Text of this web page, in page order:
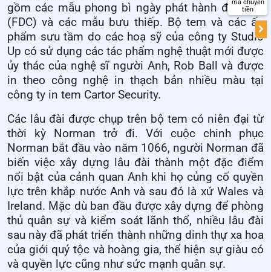
gồm các mẫu phong bì ngày phát hành đầu tiên
(FDC) và các mẫu bưu thiếp. Bộ tem và các ấn
phẩm sưu tầm do các hoạ sỹ của công ty Studio
Up có sử dụng các tác phẩm nghệ thuật mới được
ủy thác của nghệ sĩ người Anh, Rob Ball và được
in theo công nghệ in thạch bản nhiều màu tại
công ty in tem Cartor Security.
Các lâu đài được chụp trên bộ tem có niên đại từ
thời kỳ Norman trở đi. Với cuộc chinh phục
Norman bắt đầu vào năm 1066, người Norman đã
biến việc xây dựng lâu đài thành một đặc điểm
nổi bật của cảnh quan Anh khi họ củng cố quyền
lực trên khắp nước Anh và sau đó là xứ Wales và
Ireland. Mặc dù ban đầu được xây dựng để phòng
thủ quân sự và kiểm soát lãnh thổ, nhiều lâu đài
sau này đã phát triển thành những dinh thự xa hoa
của giới quý tộc và hoàng gia, thể hiện sự giàu có
và quyền lực cũng như sức mạnh quân sự.
mã chuyển
tiền